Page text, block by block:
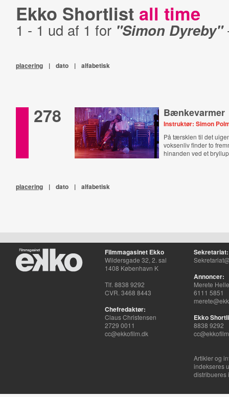
Ekko Shortlist all time
1 - 1 ud af 1 for "Simon Dyreby"
placering | dato | alfabetisk
278 Bænkevarmer
Instruktør: Simon
På tærsklen til det
voksenliv finder to
hinanden ved et
placering | dato | alfabetisk
Filmmagasinet Ekko
Wildersgade 32, 2. sal
1408 København K
Tlf. 8838 9292
CVR. 3468 8443
Chefredaktør:
Claus Christensen
2729 0011
cc@ekkofilm.dk
Sekretariat:
Annoncer:
Merete
6111 5851
Ekko
8838 9292
Artikler og
indekseres
distribueres